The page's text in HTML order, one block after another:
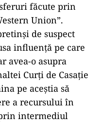
făcute prin
Union”.
de suspect
influență pe care
avea-o asupra
Curți de Casație
pe aceștia să
a recursului în
intermediul